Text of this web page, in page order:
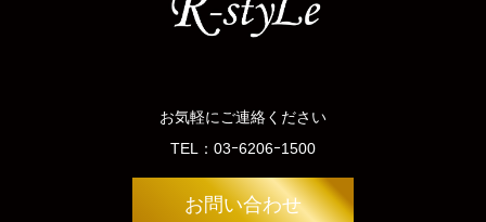
お気軽にご連絡ください
TEL： 03ｰ6206ｰ1500
お問い合わせ